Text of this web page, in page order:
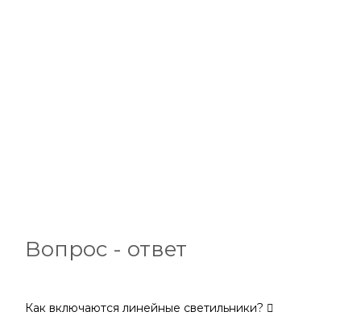
Вопрос - ответ
Как включаются линейные светильники?